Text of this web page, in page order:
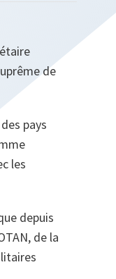
de
pays
les
depuis
de la